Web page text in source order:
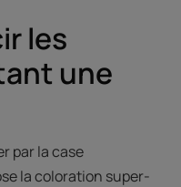
les
une
par la case
la coloration super-